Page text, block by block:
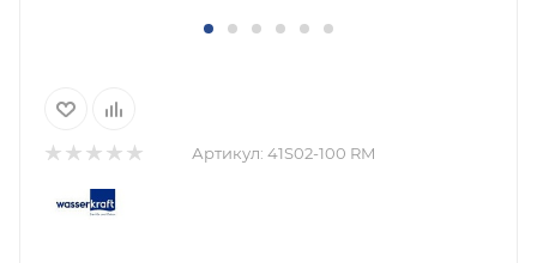
Артикул: 41S02-100 RM